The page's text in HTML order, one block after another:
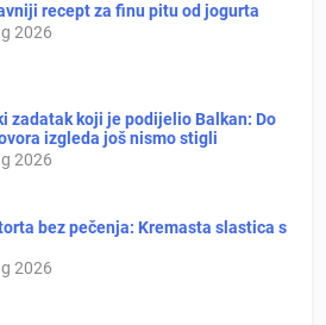
recept za finu pitu od jogurta
2026
zadatak koji je podijelio Balkan: Do
izgleda još nismo stigli
2026
torta bez pečenja: Kremasta slastica s
2026